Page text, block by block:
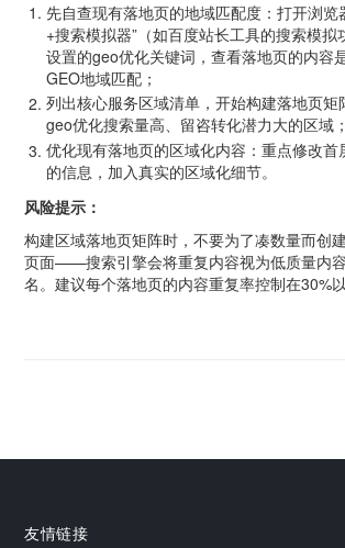
先自查现有落地页的地域匹配度：打开浏览
+搜索模拟器”（如百度站长工具的搜索模拟
设置的geo优化关键词，查看落地页的内容
GEO地域匹配；
列出核心服务区域清单，开始构建落地页矩
geo优化搜索量高、留咨转化潜力大的区域；
优化现有落地页的区域化内容：重点修改首
的信息，加入真实的区域化细节。
风险提示：
构建区域落地页矩阵时，不要为了凑数量而创
页面——搜索引擎会将重复内容视为低质量内
名。建议每个落地页的内容重复率控制在30%以
友情链接